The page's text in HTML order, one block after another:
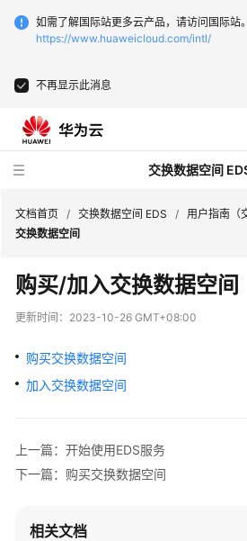
如需了解国际站更多云产品，请访问国际站。
https://www.huaweicloud.com/intl/
不再显示此消息
交换数据空间
新
动
品
计
明
文档首页 / 交换数据空间 EDS / 用户指南（
交换数据空间
购买/加入交换数据空间
更新时间： 2023-10-26 GMT+08:00
购买交换数据空间
加入交换数据空间
上一篇：开始使用EDS服务
下一篇：购买交换数据空间
相关文档